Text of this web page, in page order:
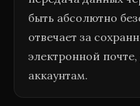
быть абсолютно
отвечает за
электронной
аккаунтам.